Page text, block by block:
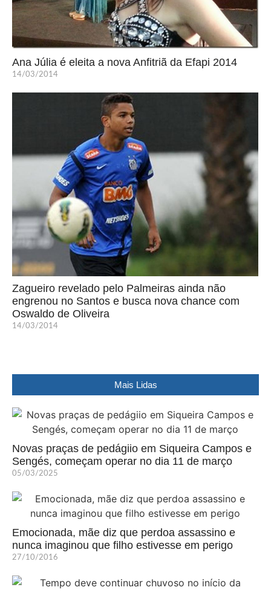
Ana Júlia é eleita a nova Anfitriã da Efapi 2014
14/03/2014
Zagueiro revelado pelo Palmeiras ainda não
engrenou no Santos e busca nova chance com
Oswaldo de Oliveira
14/03/2014
Mais Lidas
Novas praças de pedágiio em Siqueira Campos e
Sengés, começam operar no dia 11 de março
05/03/2025
Emocionada, mãe diz que perdoa assassino e
nunca imaginou que filho estivesse em perigo
27/10/2016